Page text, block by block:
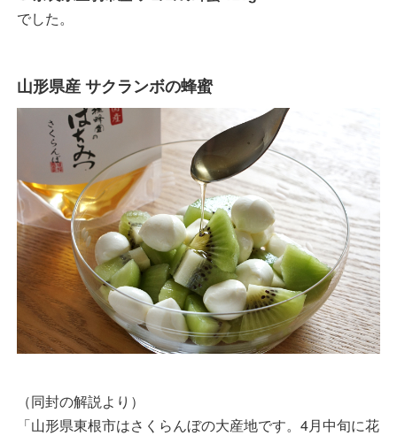
でした。
山形県産 サクランボの蜂蜜
（同封の解説より）
「山形県東根市はさくらんぼの大産地です。4月中旬に花